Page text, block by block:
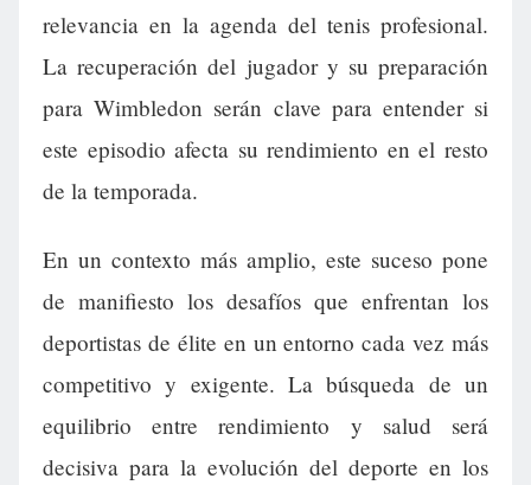
relevancia en la agenda del tenis profesional.
La recuperación del jugador y su preparación
para Wimbledon serán clave para entender si
este episodio afecta su rendimiento en el resto
de la temporada.
En un contexto más amplio, este suceso pone
de manifiesto los desafíos que enfrentan los
deportistas de élite en un entorno cada vez más
competitivo y exigente. La búsqueda de un
equilibrio entre rendimiento y salud será
decisiva para la evolución del deporte en los